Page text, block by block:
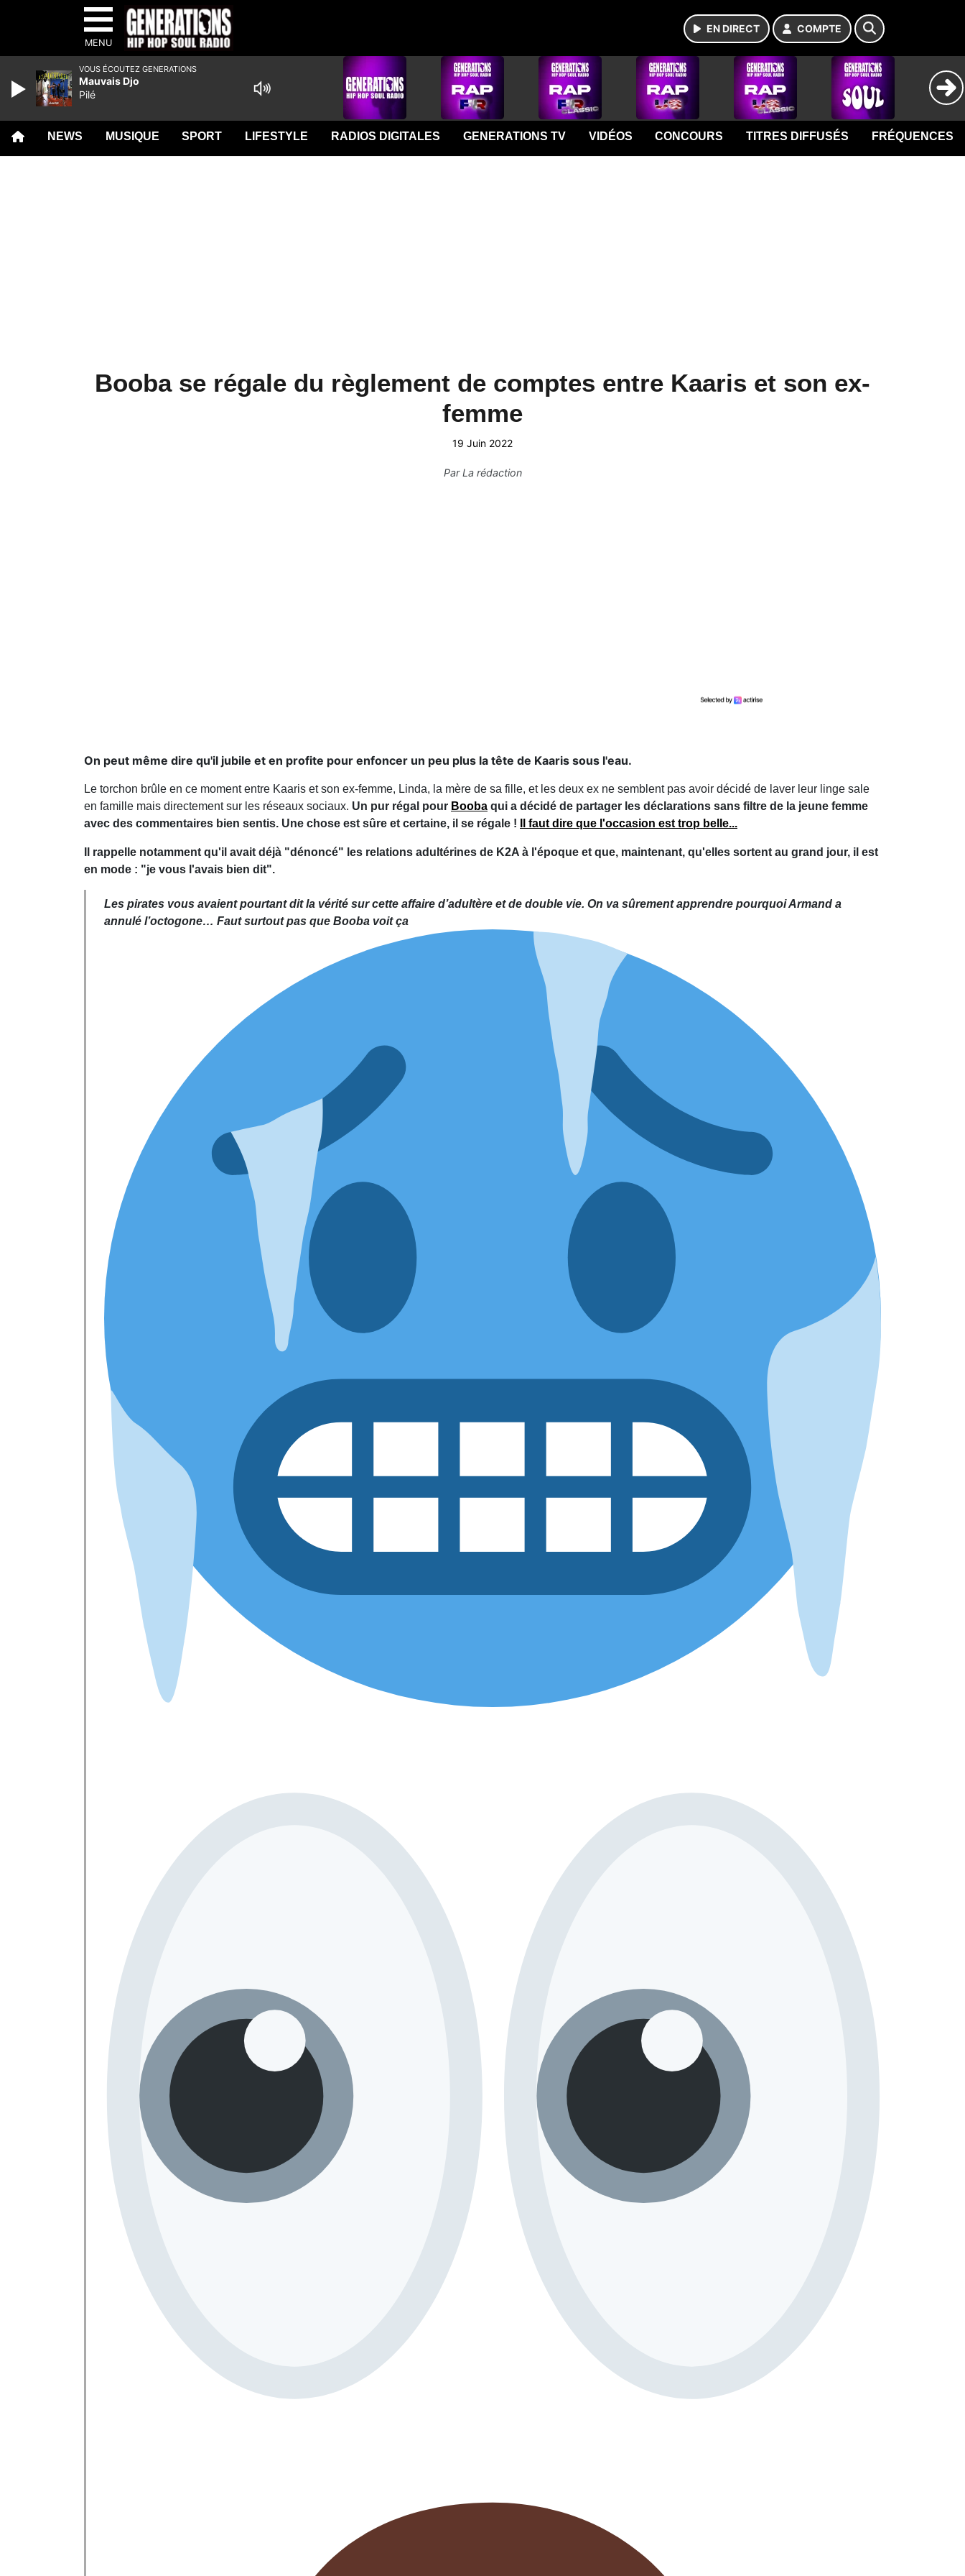
MENU
EN DIRECT COMPTE
NEWS MUSIQUE SPORT LIFESTYLE RADIOS DIGITALES GENERATIONS TV VIDÉOS CONCOURS TITRES DIFFUSÉS FRÉQUENCES
Booba se régale du règlement de comptes entre Kaaris et son ex-
femme
19 Juin 2022
ParLa rédaction
On peut même dire qu'il jubile et en profite pour enfoncer un peu plus la tête de Kaaris sous l'eau.
Le torchon brûle en ce moment entre Kaaris et son ex-femme, Linda, la mère de sa fille, et les deux ex ne semblent pas avoir décidé de laver leur linge sale
en famille mais directement sur les réseaux sociaux. Un pur régal pour Booba qui a décidé de partager les déclarations sans filtre de la jeune femme
avec des commentaires bien sentis. Une chose est sûre et certaine, il se régale !
Il faut dire que l'occasion est trop belle...
Il rappelle notamment qu'il avait déjà "dénoncé" les relations adultérines de K2A à l'époque et que, maintenant, qu'elles sortent au grand jour, il est
en mode : "je vous l'avais bien dit".
Les pirates vous avaient pourtant dit la vérité sur cette affaire d’adultère et de double vie. On va sûrement apprendre pourquoi Armand a
annulé l’octogone… Faut surtout pas que Booba voit ça
VOUS ÉCOUTEZ GENERATIONS
Mauvais Djo
Pilé